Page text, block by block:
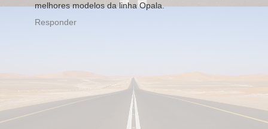
melhores modelos da linha Opala.
Responder